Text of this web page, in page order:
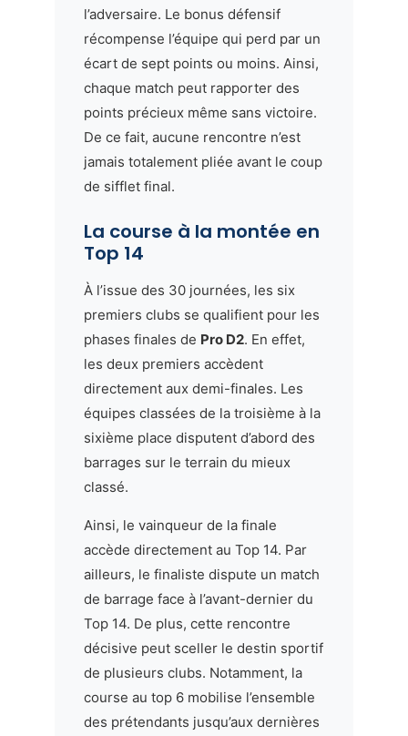
l’adversaire. Le bonus défensif
récompense l’équipe qui perd par un
écart de sept points ou moins. Ainsi,
chaque match peut rapporter des
points précieux même sans victoire.
De ce fait, aucune rencontre n’est
jamais totalement pliée avant le coup
de sifflet final.
La course à la montée en
Top 14
À l’issue des 30 journées, les six
premiers clubs se qualifient pour les
phases finales de Pro D2. En effet,
les deux premiers accèdent
directement aux demi-finales. Les
équipes classées de la troisième à la
sixième place disputent d’abord des
barrages sur le terrain du mieux
classé.
Ainsi, le vainqueur de la finale
accède directement au Top 14. Par
ailleurs, le finaliste dispute un match
de barrage face à l’avant-dernier du
Top 14. De plus, cette rencontre
décisive peut sceller le destin sportif
de plusieurs clubs. Notamment, la
course au top 6 mobilise l’ensemble
des prétendants jusqu’aux dernières